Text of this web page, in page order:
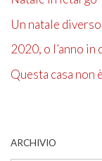
Un natale diverso
2020, o l’anno in
Questa casa non
ARCHIVIO